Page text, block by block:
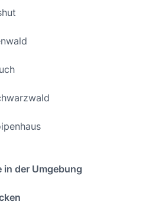
in der Umgebung